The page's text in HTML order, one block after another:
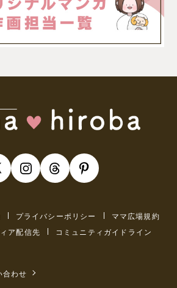
プライバシーポリシー
ママ広場規約
ア配信先 コミュニティガイドライン
合わせ